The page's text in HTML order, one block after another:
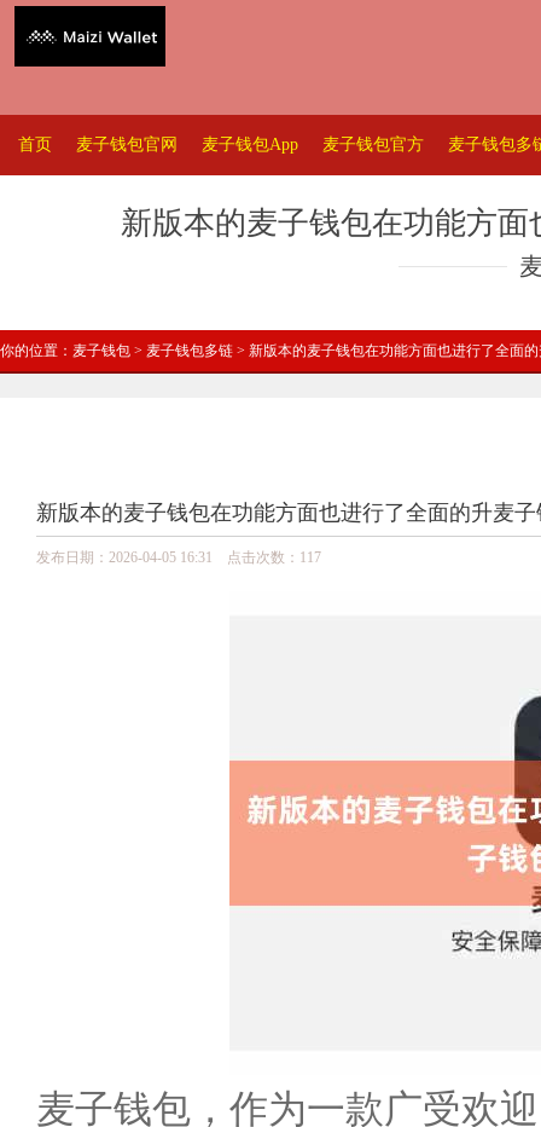
首页 麦子钱包官网 麦子钱包App 麦子钱包官方 麦子钱包多
新版本的麦子钱包在功能方
你的位置： 麦子钱包 > 麦子钱包多链 > 新版本的麦子钱包在功能方面也进行了全面
新版本的麦子钱包在功能方面也进行了全面的升麦
发布日期：2026-04-05 16:31 点击次数：117
麦子钱包，作为一款广受欢